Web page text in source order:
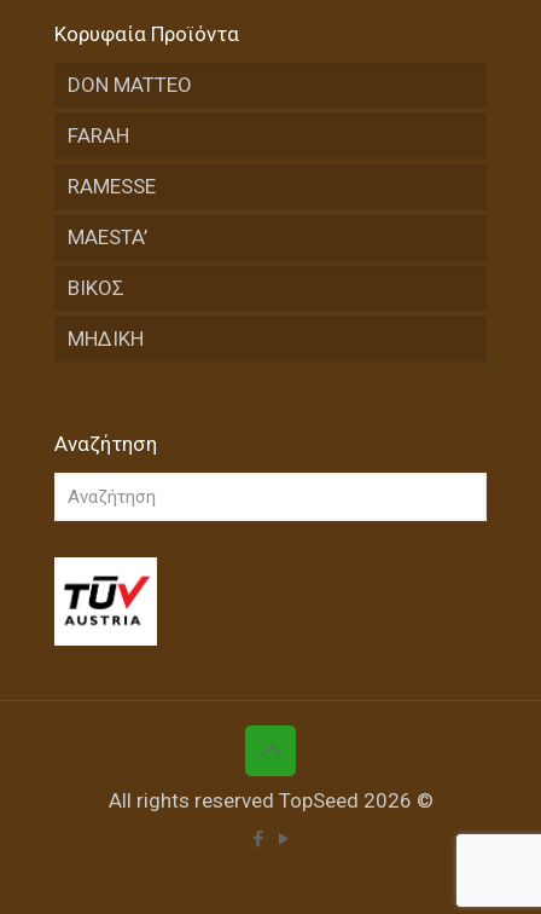
Κορυφαία Προϊόντα
DON MATTEO
FARAH
RAMESSE
MAESTA’
ΒΙΚΟΣ
ΜΗΔΙΚΗ
Αναζήτηση
All rights reserved TopSeed 2026 ©